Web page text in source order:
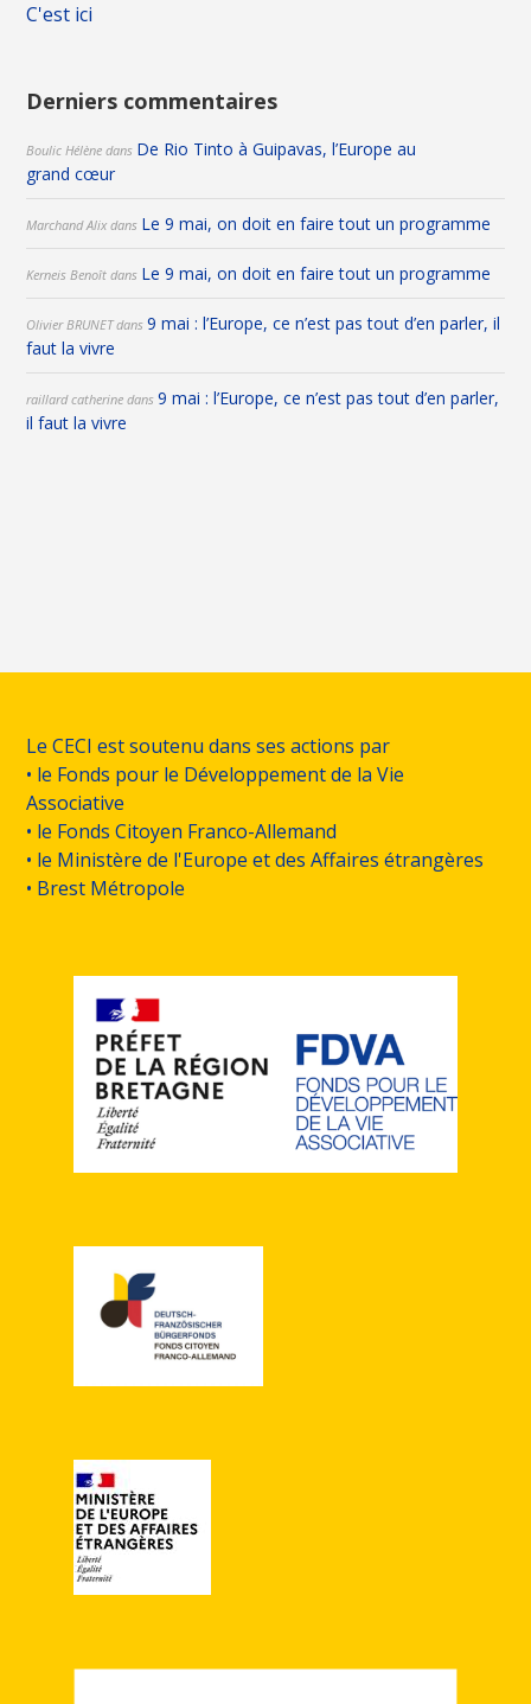
C'est ici
Derniers commentaires
Boulic Hélène dans De Rio Tinto à Guipavas, l’Europe au
grand cœur
Marchand Alix dans Le 9 mai, on doit en faire tout un programme
Kerneis Benoît dans Le 9 mai, on doit en faire tout un programme
Olivier BRUNETdans9 mai : l’Europe, ce n’est pas tout d’en parler, il
faut la vivre
raillard catherine dans9 mai : l’Europe, ce n’est pas tout d’en parler,
il faut la vivre
Le CECI est soutenu dans ses actions par
• le Fonds pour le Développement de la Vie
Associative
• le Fonds Citoyen Franco-Allemand
• le Ministère de l'Europe et des Affaires étrangères
• Brest Métropole